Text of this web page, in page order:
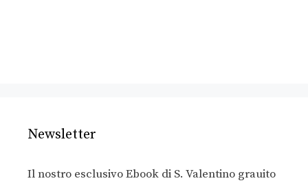
Newsletter
Il nostro esclusivo Ebook di S. Valentino grauito